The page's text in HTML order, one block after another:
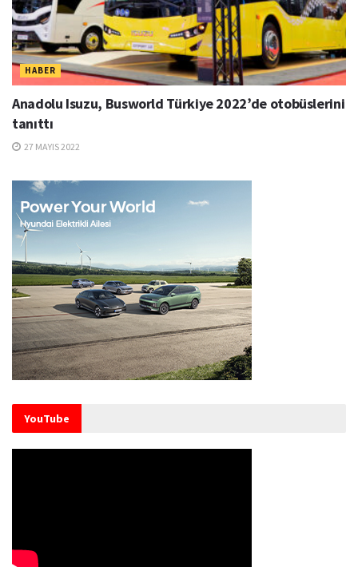
HABER
Anadolu Isuzu, Busworld Türkiye 2022’de otobüslerini
tanıttı
27 MAYIS 2022
YouTube